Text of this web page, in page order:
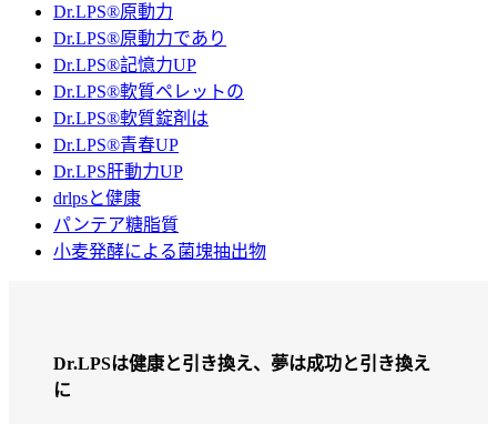
Dr.LPS®原動力
Dr.LPS®原動力であり
Dr.LPS®記憶力UP
Dr.LPS®軟質ペレットの
Dr.LPS®軟質錠剤は
Dr.LPS®青春UP
Dr.LPS肝動力UP
drlpsと健康
パンテア糖脂質
小麦発酵による菌塊抽出物
Dr.LPSは健康と引き換え、夢は成功と引き換え
に